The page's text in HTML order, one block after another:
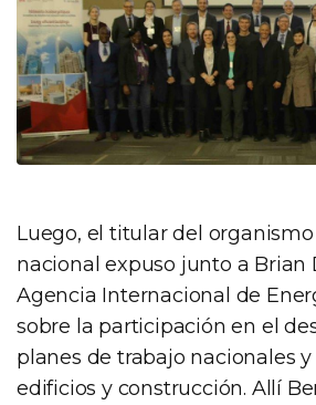
Luego, el titular del
nacional expuso junto a Brian
Agencia Internacional de
sobre la participación en el
planes de trabajo nacionales
edificios y construcción. Allí